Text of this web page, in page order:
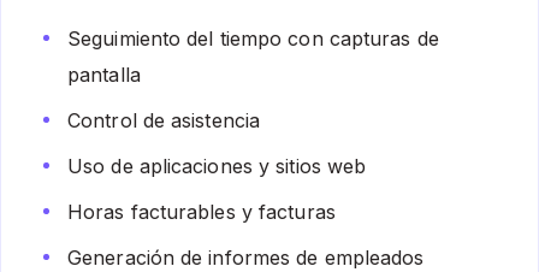
Seguimiento del tiempo con capturas de
pantalla
Control de asistencia
Uso de aplicaciones y sitios web
Horas facturables y facturas
Generación de informes de empleados